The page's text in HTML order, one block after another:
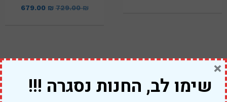
729.00₪
679.00 ₪
שימו לב, החנות נסגרה !!!
×